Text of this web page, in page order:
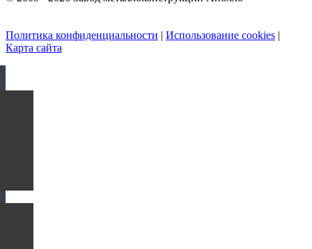
Политика конфиденциальности | Использование cookies |
Карта сайта